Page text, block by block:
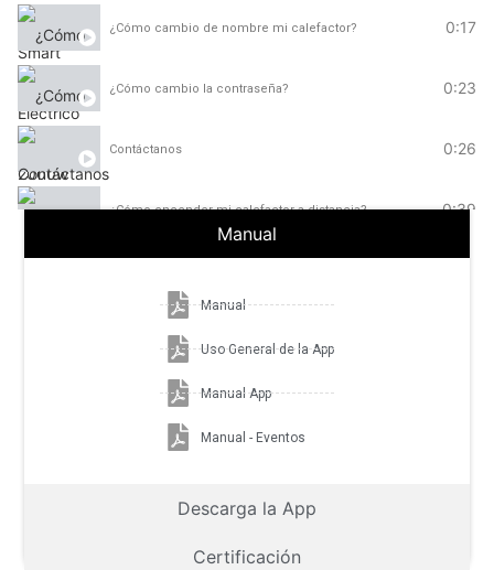
¿Cómo cambio de nombre mi calefactor? 0:17
¿Cómo cambio la contraseña? 0:23
Contáctanos 0:26
¿Cómo encender mi calefactor a distancia? 0:39
Manual
Descarga la App
Certificación
Manual
Uso General de la App
Manual App
Manual - Eventos